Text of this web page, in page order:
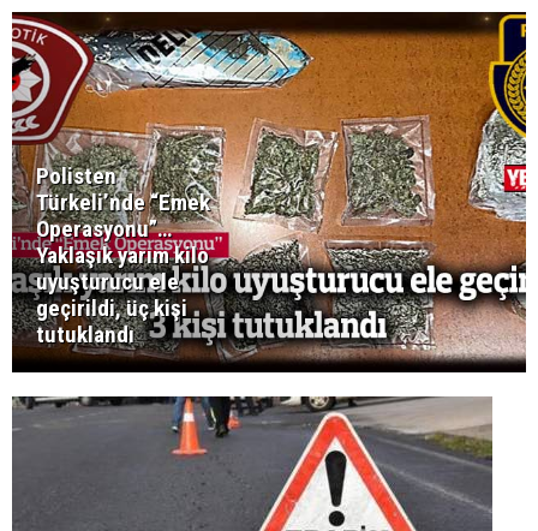
Polisten
Türkeli’nde “Emek
Operasyonu”…
Yaklaşık yarım kilo
uyuşturucu ele
geçirildi, üç kişi
tutuklandı